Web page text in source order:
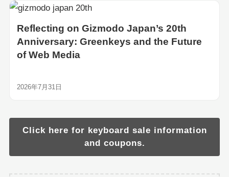
Reflecting on Gizmodo Japan’s 20th
Anniversary: Greenkeys and the Future
of Web Media
2026年7月31日
Click here for keyboard sale information
and coupons.